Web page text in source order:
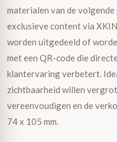
materialen van de
exclusieve content via
worden uitgedeeld of
met een QR-code die
klantervaring verbetert.
zichtbaarheid willen
vereenvoudigen en de
74 x 105 mm.